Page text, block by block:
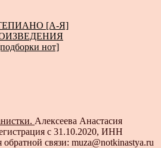
[А-Я]
нот]
Алексеева Анастасия
с 31.10.2020, ИНН
связи: muza@notkinastya.ru